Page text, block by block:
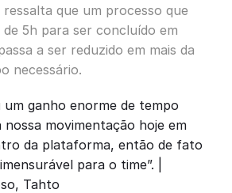
que um processo que
5h para ser concluído em
a ser reduzido em mais da
necessário.
um ganho enorme de tempo
movimentação hoje em
da plataforma, então de fato
para o time”. |
Tahto